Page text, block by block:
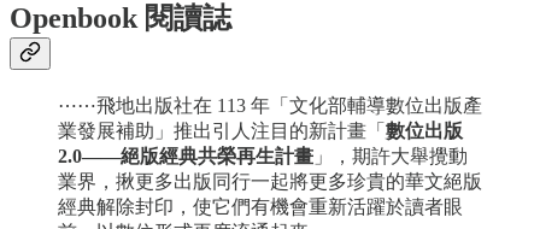
Openbook 閱讀誌
⋯⋯飛地出版社在 113 年「文化部輔導數位出版產
業發展補助」推出引人注目的新計畫「 數位出版
2.0——絕版經典共榮再生計畫 」，期許大舉攪動
業界，揪更多出版同行一起將更多珍貴的華文絕版
經典解除封印，使它們有機會重新活躍於讀者眼